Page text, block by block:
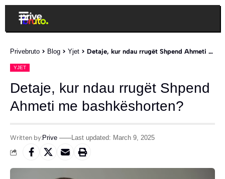
Privebruto > Blog > Yjet > Detaje, kur ndau rrugët Shpend Ahmeti me bashkëshorten?
YJET
Detaje, kur ndau rrugët Shpend
Ahmeti me bashkëshorten?
Written by:Prive Last updated: March 9, 2025